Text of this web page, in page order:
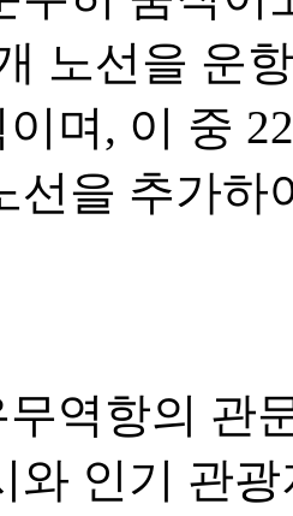
노선을 운
며, 이 중
선을 추가하
역항의 관
와 인기 관